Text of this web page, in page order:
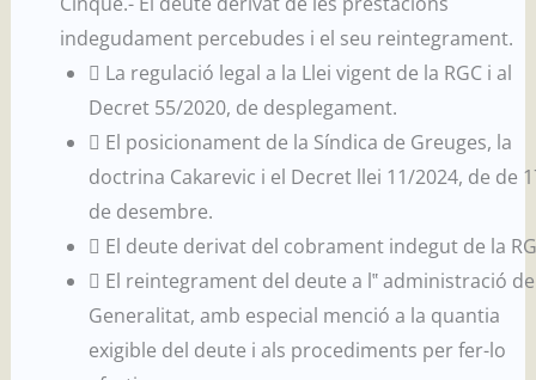
indegudament percebudes i el seu reintegrament.
 La regulació legal a la Llei vigent de la RGC i al
Decret 55/2020, de desplegament.
 El posicionament de la Síndica de Greuges, la
doctrina Cakarevic i el Decret llei 11/2024, de de
de desembre.
 El deute derivat del cobrament indegut de la
 El reintegrament del deute a l‟ administració
Generalitat, amb especial menció a la quantia
exigible del deute i als procediments per fer-lo